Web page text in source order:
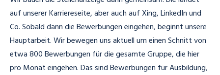
auf unserer Karriereseite, aber auch auf Xing, LinkedIn und
Co.Sobald dann die Bewerbungen eingehen, beginnt unsere
Hauptarbeit. Wir bewegen uns aktuell um einen Schnitt von
etwa 800 Bewerbungen für die gesamte Gruppe, die hier
pro Monat eingehen. Das sind Bewerbungen für Ausbildung,